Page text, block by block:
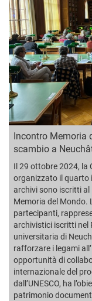
Incontro Memoria
scambio a
Il 29 ottobre 2024, la
organizzato il quarto
archivi sono iscritti
Memoria del Mondo.
partecipanti,
archivistici iscritti nel
universitaria di
rafforzare i legami
opportunità di
internazionale del
dall’UNESCO, ha
patrimonio